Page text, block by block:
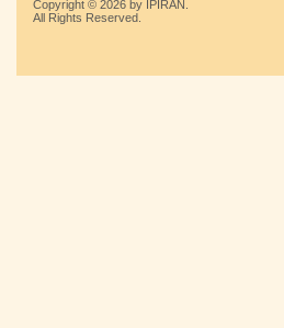
Copyright © 2026 by IPIRAN.
All Rights Reserved.